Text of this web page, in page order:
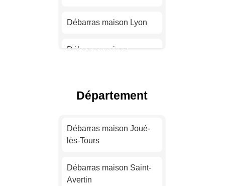
Débarras maison Lyon
Débarras maison
Débarras maison Nice
Débarras maison
Débarras maison
Département
Débarras maison Joué-
lès-Tours
Débarras maison Saint-
Avertin